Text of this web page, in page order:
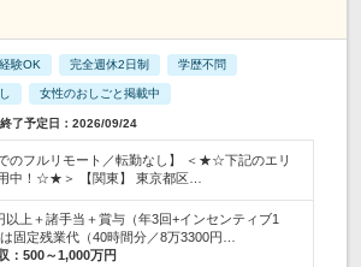
験OK 完全週休2日制 学歴不問
女性のおしごと掲載中
了予定日：2026/09/24
でのフルリモート／転勤なし】 ＜★☆下記のエリ
中！☆★＞ 【関東】 東京都区…
以上＋諸手当＋賞与（年3回+インセンティブ1
固定残業代（40時間分／8万3300円…
： 500～1,000万円